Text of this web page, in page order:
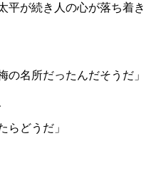
平が続き人の心が落ち着き
の名所だったんだそうだ」
らどうだ」